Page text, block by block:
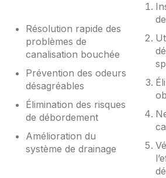
Résolution rapide des
problèmes de
canalisation bouchée
Prévention des odeurs
désagréables
Élimination des risques
de débordement
Amélioration du
système de drainage